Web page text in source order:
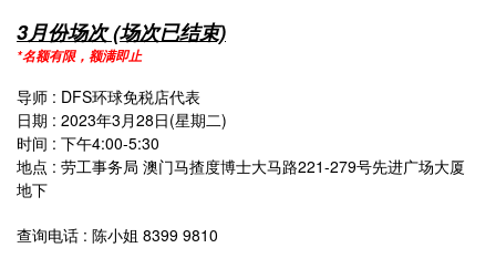
3月份场次 (场次已结束)
*名额有限，额满即止
导师 : DFS环球免税店代表
日期 : 2023年3月28日(星期二)
时间 : 下午4:00-5:30
地点 : 劳工事务局 澳门马揸度博士大马路221-279号先进广场大厦
地下
查询电话 : 陈小姐 8399 9810